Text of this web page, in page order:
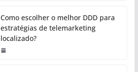
Como escolher o melhor DDD para
estratégias de telemarketing
localizado?